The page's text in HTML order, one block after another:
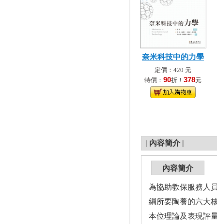
奈米科技中的力學
定價：420 元
特價： 90折！ 378元
| 內容簡介 |
內容簡介
為協助教保服務人
綱所要陶養的六大
本位理論及表現評